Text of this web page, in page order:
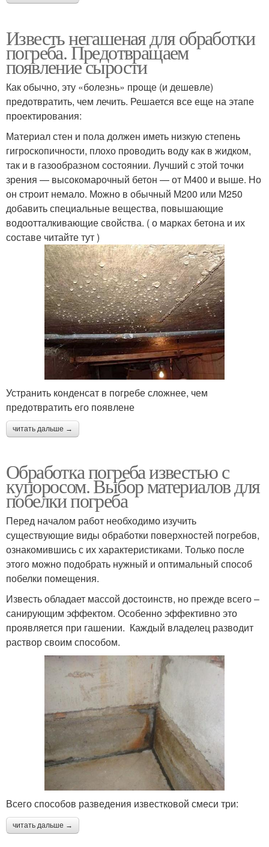
Известь негашеная для обработки
погреба. Предотвращаем
появление сырости
Как обычно, эту «болезнь» проще (и дешевле)
предотвратить, чем лечить. Решается все еще на этапе
проектирования:
Материал стен и пола должен иметь низкую степень
гигроскопичности, плохо проводить воду как в жидком,
так и в газообразном состоянии. Лучший с этой точки
зрения — высокомарочный бетон — от М400 и выше. Но
он строит немало. Можно в обычный М200 или М250
добавить специальные вещества, повышающие
водоотталкивающие свойства. ( о марках бетона и их
составе читайте тут )
Устранить конденсат в погребе сложнее, чем
предотвратить его появлене
читать дальше →
Обработка погреба известью с
купоросом. Выбор материалов для
побелки погреба
Перед началом работ необходимо изучить
существующие виды обработки поверхностей погребов,
ознакомившись с их характеристиками. Только после
этого можно подобрать нужный и оптимальный способ
побелки помещения.
Известь обладает массой достоинств, но прежде всего –
санирующим эффектом. Особенно эффективно это
проявляется при гашении. Каждый владелец разводит
раствор своим способом.
Всего способов разведения известковой смеси три:
читать дальше →